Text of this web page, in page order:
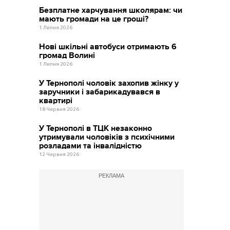
Безплатне харчування школярам: чи
мають громади на це гроші?
1 Липня 2026
Нові шкільні автобуси отримають 6
громад Волині
1 Липня 2026
У Тернополі чоловік захопив жінку у
заручники і забарикадувався в
квартирі
18 Червня 2026
У Тернополі в ТЦК незаконно
утримували чоловіків з психічними
розладами та інвалідністю
12 Червня 2026
РЕКЛАМА